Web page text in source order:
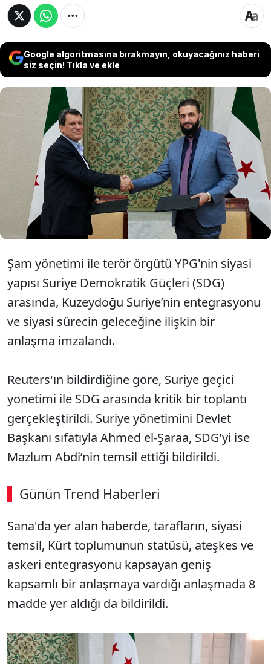
Google algoritmasına bırakmayın, okuyacağınız haberi
siz seçin! Tıkla ve ekle
Son dakika haberi... Suriye'deki geçici
yönetimi, Suriye Demokratik Güçleri'nin
(SDG) ordu ve devlet kurumlarıyla
entegrasyonu konusunda anlaşmaya
varıldığını duyurdu.
Şam yönetimi ile terör örgütü YPG'nin siyasi
yapısı Suriye Demokratik Güçleri (SDG)
arasında, Kuzeydoğu Suriye’nin entegrasyonu
ve siyasi sürecin geleceğine ilişkin bir
anlaşma imzalandı.
Reuters'ın bildirdiğine göre, Suriye geçici
yönetimi ile SDG arasında kritik bir toplantı
gerçekleştirildi. Suriye yönetimini Devlet
Başkanı sıfatıyla Ahmed el-Şaraa, SDG’yi ise
Mazlum Abdi’nin temsil ettiği bildirildi.
Günün Trend Haberleri
Sana'da yer alan haberde, tarafların, siyasi
temsil, Kürt toplumunun statüsü, ateşkes ve
askeri entegrasyonu kapsayan geniş
kapsamlı bir anlaşmaya vardığı anlaşmada 8
madde yer aldığı da bildirildi.